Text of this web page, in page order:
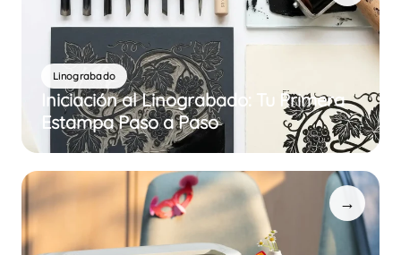
Linograbado
Iniciación al Linograbado: Tu Primera
Estampa Paso a Paso
→